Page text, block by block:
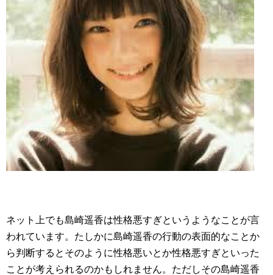
ネット上でも島崎遥香は性格悪すぎというようなことが言
われています。たしかに島崎遥香の行動の表面的なことか
ら判断するとそのように性格悪いとか性格悪すぎといった
ことが考えられるのかもしれません。ただしその島崎遥香